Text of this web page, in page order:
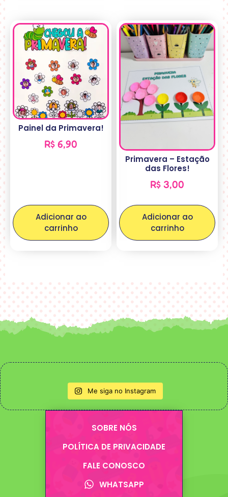
Painel da Primavera!
R$ 6,90
Adicionar ao
carrinho
Primavera – Estação
das Flores!
R$ 3,00
Adicionar ao
carrinho
Me siga no Instagram
SOBRE NÓS
POLÍTICA DE PRIVACIDADE
FALE CONOSCO
WHATSAPP